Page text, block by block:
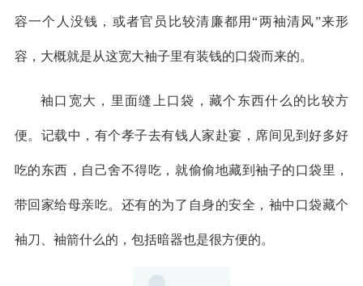
容一个人没钱，或者官员比较清廉都用“两袖清风”来形
容，大概就是从这宽大袖子里有装钱的口袋而来的。
袖口宽大，里面缝上口袋，藏个东西什么的比较方
便。记载中，有个孝子去有钱人家赴宴，席间见到好多好
吃的东西，自己舍不得吃，就偷偷地藏到袖子的口袋里，
带回家给母亲吃。还有的为了自身的安全，袖中口袋藏个
袖刀、袖箭什么的，包括暗器也是很方便的。